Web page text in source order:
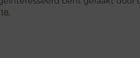
.